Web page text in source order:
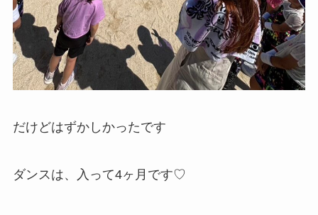
だけどはずかしかったです
ダンスは、入って4ヶ月です♡